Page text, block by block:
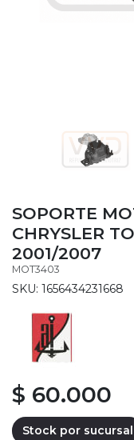
SOPORTE
CHRYSLER
2001/2007
MOT3403
SKU: 1656434231668
$ 60.000
Stock por sucursal